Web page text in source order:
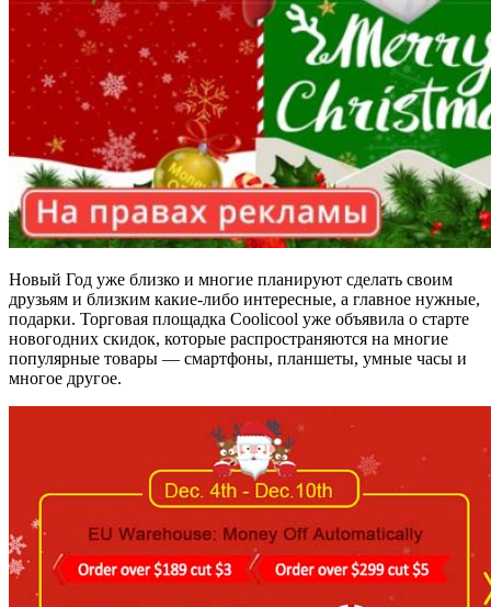
Новый Год уже близко и многие планируют сделать своим
друзьям и близким какие-либо интересные, а главное нужные,
подарки. Торговая площадка Coolicool уже объявила о старте
новогодних скидок, которые распространяются на многие
популярные товары — смартфоны, планшеты, умные часы и
многое другое.